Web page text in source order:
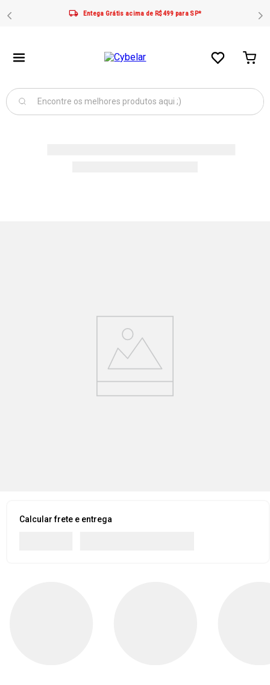
Entega Grátis acima de R$499 para SP*
Calcular frete e entrega